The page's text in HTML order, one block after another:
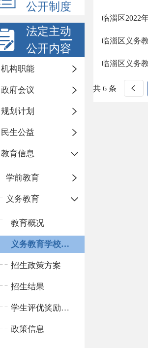
公开制度
法定主动
公开内容
机构职能
政府会议
规划计划
民生公益
教育信息
学前教育
义务教育
教育概况
义务教育学校名录
招生政策方案
招生结果
学生评优奖励信息
政策信息
临淄区2022
临淄区义务
临淄区义务
共 6 条